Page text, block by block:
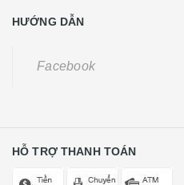
HƯỚNG DẪN
Facebook
HỖ TRỢ THANH TOÁN